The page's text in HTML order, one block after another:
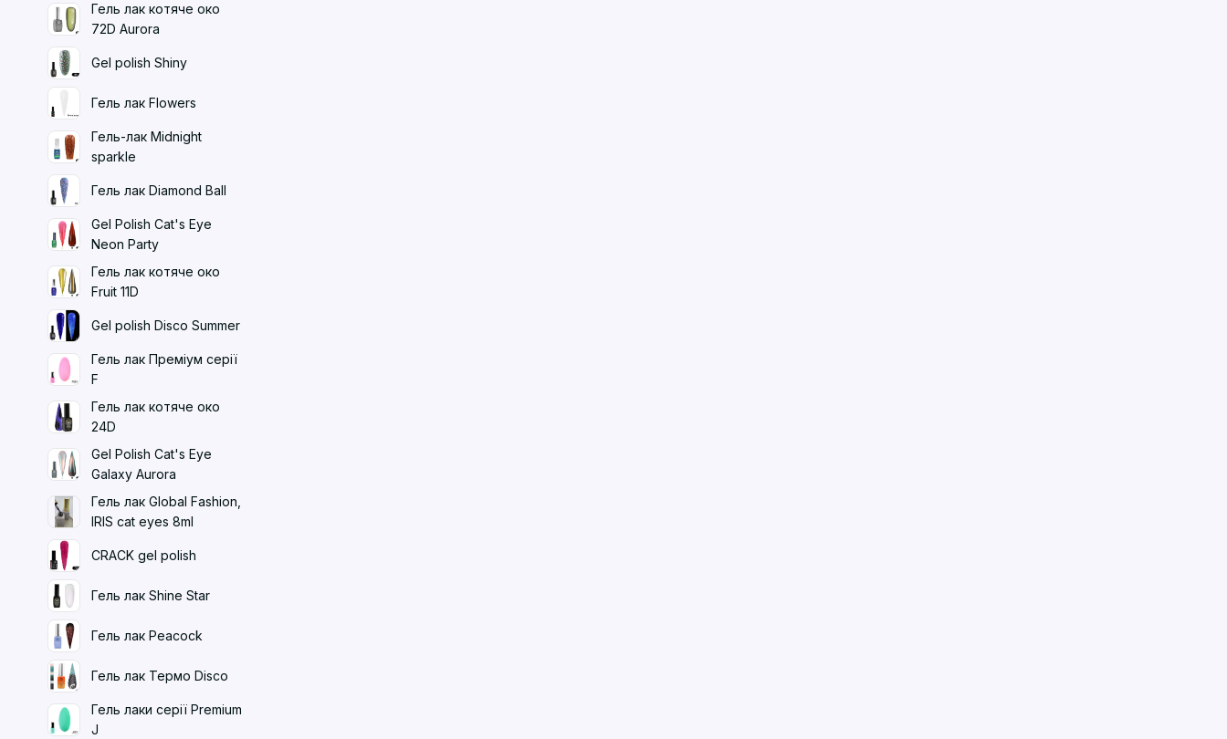
Гель лак котяче око
72D Aurora
Gel polish Shiny
Гель лак Flowers
Гель-лак Midnight
sparkle
Гель лак Diamond Ball
Gel Polish Cat's Eye
Neon Party
Гель лак котяче око
Fruit 11D
Gel polish Disco Summer
Гель лак Преміум серії
F
Гель лак котяче око
24D
Gel Polish Cat's Eye
Galaxy Aurora
Гель лак Global Fashion,
IRIS cat eyes 8ml
CRACK gel polish
Гель лак Shine Star
Гель лак Peacock
Гель лак Термо Disco
Гель лаки серії Premium
J